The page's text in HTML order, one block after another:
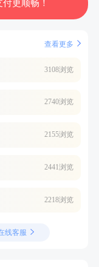
更顺畅！
查看更多
3108浏览
2740浏览
2155浏览
2441浏览
2218浏览
线客服